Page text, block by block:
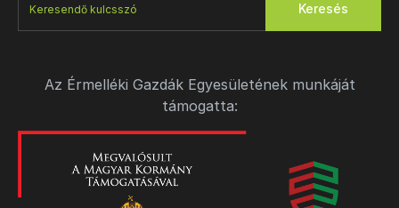
Keresés
Az Érmelléki Gazdák Egyesületének munkáját
támogatta: